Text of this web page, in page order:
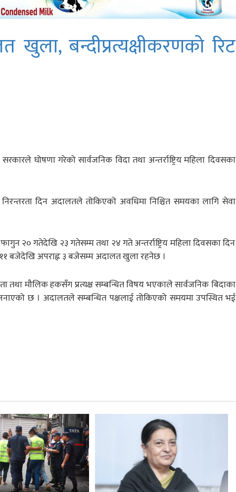
खुला, बन्दीप्रत्यक्षीकरणको रिट
घोषणा गरेको सार्वजनिक विदा तथा अन्तर्राष्ट्रिय महिला दिवसका
दिन अदालतले तोकिएको अवधिमा निश्चित समयका लागि सेवा
२० गतेदेखि २३ गतेसम्म तथा २४ गते अन्तर्राष्ट्रिय महिला दिवसका दिन
११ बजेदेखि अपराह्न ३ बजेसम्म अदालत खुला रहनेछ ।
तथा मौलिक हकसँग प्रत्यक्ष सम्बन्धित विषय भएकाले सार्वजनिक बिदाका
छ । अदालतले सम्बन्धित पक्षलाई तोकिएको समयमा उपस्थित भई